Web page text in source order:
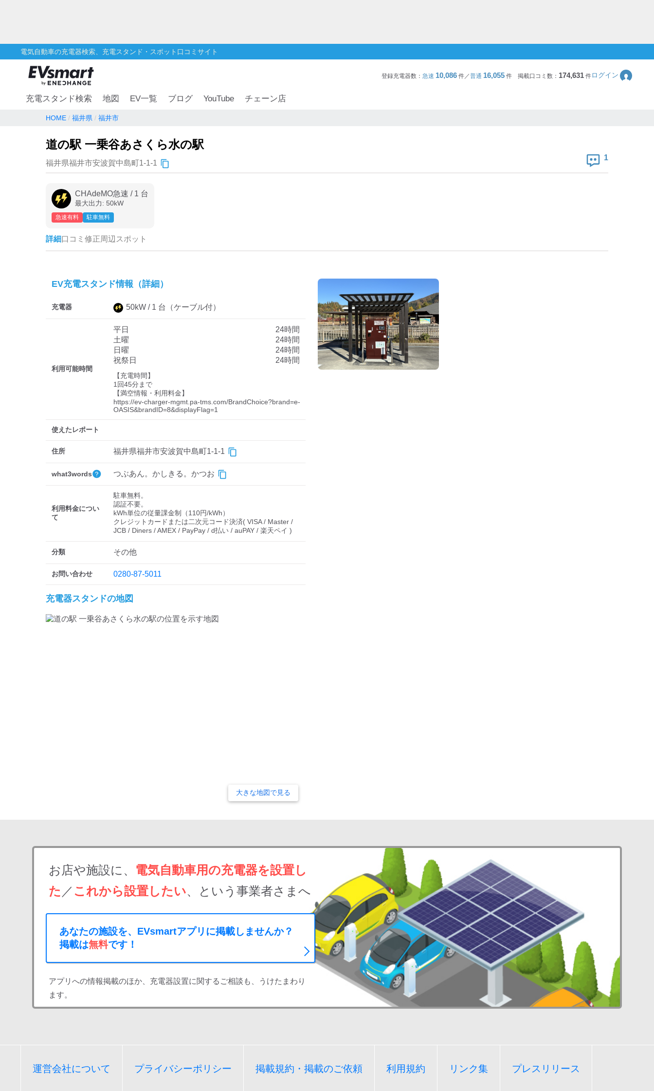
電気自動車の充電器検索、充電スタンド・スポット口コミサイト
登録充電器数： 急速 10,086 件／普通 16,055 件 掲載口コミ数： 174,631件ログイン
充電スタンド検索 地図 EV一覧 ブログ YouTube チェーン店
HOME 福井県 福井市
道の駅 一乗谷あさくら水の駅
福井県福井市安波賀中島町1-1-1
1
CHAdeMO急速 / 1 台
最大出力: 50kW
急速有料 駐車無料
詳細口コミ 修正周辺スポット
EV充電スタンド情報（詳細）
充電器 50kW / 1 台 （ケーブル付）
利用可能時間
平日
24時間
土曜
24時間
日曜
24時間
祝祭日
24時間
【充電時間】
1回45分まで
【満空情報・利用料金】
https://ev-charger-mgmt.pa-tms.com/BrandChoice?brand=e-
OASIS&brandID=8&displayFlag=1
使えたレポート
住所 福井県福井市安波賀中島町1-1-1
what3words つぶあん。かしきる。かつお
利用料金につい
て
駐車無料。
認証不要。
kWh単位の従量課金制（110円/kWh）
クレジットカードまたは二次元コード決済( VISA / Master /
JCB / Diners / AMEX / PayPay / d払い / auPAY / 楽天ペイ )
分類 その他
お問い合わせ 0280-87-5011
充電器スタンドの地図
大きな地図で見る
お店や施設に、 電気自動車用の充電器を設置し
た ／ これから設置したい、という事業者さまへ
あなたの施設を、EVsmartアプリに掲載しませんか？
掲載は無料です！
アプリへの情報掲載のほか、充電器設置に関するご相談も、うけたまわり
ます。
運営会社について プライバシーポリシー 掲載規約・掲載のご依頼 利用規約 リンク集 プレスリリース